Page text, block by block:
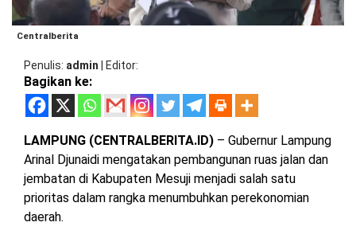
LAMPUNG
SELATAN
LAMPUNG
TENGAH
LAMPUNG
BARAT
LAMPUNG
TIMUR
DPRD
DPRD
PRINGSEWU
DPRD
LAMSEL
DPRD
LAMTENG
Centralberita
Penulis admin Editor
Bagikan ke:
LAMPUNG (CENTRALBERITA.ID) – Gubernur Lampung
Arinal Djunaidi mengatakan pembangunan ruas jalan dan
jembatan di Kabupaten Mesuji menjadi salah satu
prioritas dalam rangka menumbuhkan perekonomian
daerah.